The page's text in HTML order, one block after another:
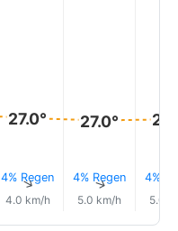
27.0°
4% Regen
↑
4.0 km/h
27.0°
4% Regen
↑
5.0 km/h
4%
5.0